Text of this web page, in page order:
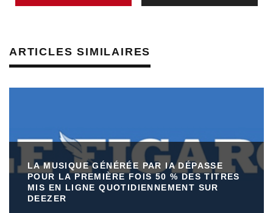
ARTICLES SIMILAIRES
LA MUSIQUE GÉNÉRÉE PAR IA DÉPASSE
POUR LA PREMIÈRE FOIS 50 % DES TITRES
MIS EN LIGNE QUOTIDIENNEMENT SUR
DEEZER